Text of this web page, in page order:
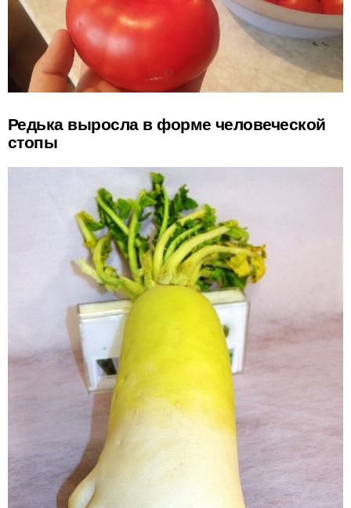
Редька выросла в форме человеческой
стопы